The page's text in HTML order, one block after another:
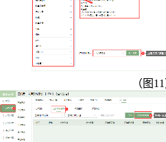
（图11